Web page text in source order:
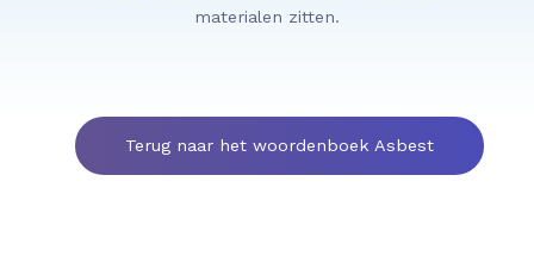
materialen zitten.
Terug naar het woordenboek Asbest